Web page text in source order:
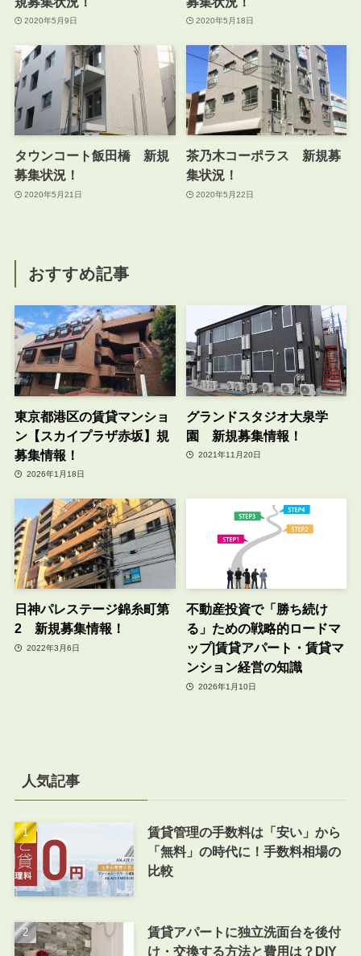
2020年5月9日 2020年5月18日
タウンコート飯田橋 新規
募集状況！
2020年5月21日
茶乃木コーポラス 新規募
集状況！
2020年5月22日
おすすめ記事
東京都港区の賃貸マンショ
ン【スカイプラザ赤坂】規
募集情報！
2026年1月18日
グランドスタジオ大泉学
園 新規募集情報！
2021年11月20日
日神パレステージ錦糸町第
2 新規募集情報！
2022年3月6日
不動産投資で「勝ち続け
る」ための戦略的ロードマ
ップ|賃貸アパート・賃貸マ
ンション経営の知識
2026年1月10日
人気記事
賃貸管理の手数料は「安い」から
「無料」の時代に！手数料相場の
比較
賃貸アパートに独立洗面台を後付
け・交換する方法と費用は？DIY